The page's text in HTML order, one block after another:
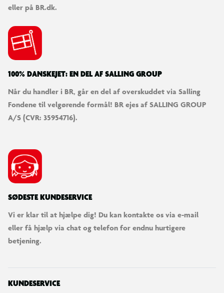
eller på BR.dk.
100% DANSKEJET: EN DEL AF SALLING GROUP
Når du handler i BR, går en del af overskuddet via Salling
Fondene til velgørende formål! BR ejes af SALLING GROUP
A/S (CVR: 35954716).
SØDESTE KUNDESERVICE
Vi er klar til at hjælpe dig! Du kan kontakte os via e-mail
eller få hjælp via chat og telefon for endnu hurtigere
betjening.
KUNDESERVICE